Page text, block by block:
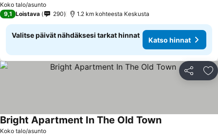
Koko talo/asunto
9,1 Loistava 290 1.2 km kohteesta Keskusta
Valitse päivät nähdäksesi tarkat hinnat
Katso hinnat
Jaa
Koko talo/asunto
Bright Apartment In The Old Town